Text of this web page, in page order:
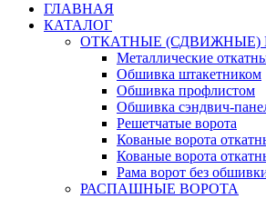
ГЛАВНАЯ
КАТАЛОГ
ОТКАТНЫЕ (СДВИЖНЫЕ)
Металлические
Обшивка штакетником
Обшивка профлистом
Обшивка сэндвич-
Решетчатые ворота
Кованые ворота
Кованые ворота
Рама ворот без
РАСПАШНЫЕ ВОРОТА